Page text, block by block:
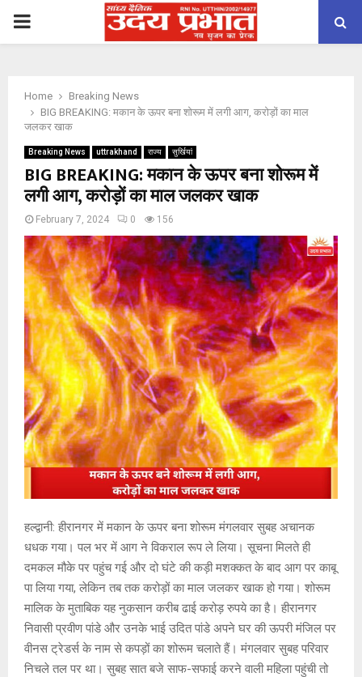
PRIMARY
Home
Breaking News
BIG BREAKING: मकान के ऊपर बना शोरूम में लगी आग, करोड़ों का माल
जलकर खाक
Breaking News uttrakhand राज्य सुर्खियां
BIG BREAKING: मकान के ऊपर बना शोरूम में
लगी आग, करोड़ों का माल जलकर खाक
February 7, 2024 0 156
हल्द्वानी: हीरानगर में मकान के ऊपर बना शोरूम मंगलवार सुबह अचानक
धधक गया। पल भर में आग ने विकराल रूप ले लिया। सूचना मिलते ही
दमकल मौके पर पहुंच गई और दो घंटे की कड़ी मशक्कत के बाद आग पर काबू
पा लिया गया, लेकिन तब तक करोड़ों का माल जलकर खाक हो गया। शोरूम
मालिक के मुताबिक यह नुकसान करीब ढाई करोड़ रुपये का है। हीरानगर
निवासी प्रवीण पांडे और उनके भाई उदित पांडे अपने घर की ऊपरी मंजिल पर
वीनस ट्रेडर्स के नाम से कपड़ों का शोरूम चलाते हैं। मंगलवार सुबह परिवार
निचले तल पर था। सुबह सात बजे साफ-सफाई करने वाली महिला पहुंची तो